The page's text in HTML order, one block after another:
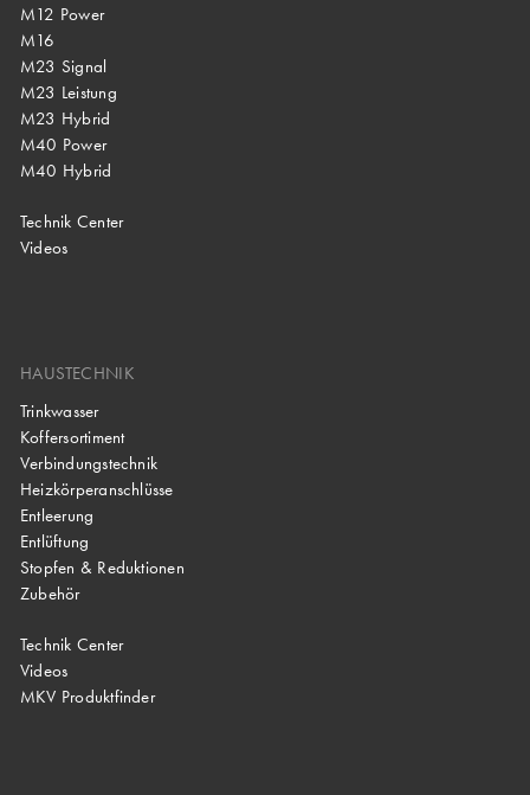
M12 Power
M16
M23 Signal
M23 Leistung
M23 Hybrid
M40 Power
M40 Hybrid
Technik Center
Videos
HAUSTECHNIK
Trinkwasser
Koffersortiment
Verbindungstechnik
Heizkörperanschlüsse
Entleerung
Entlüftung
Stopfen & Reduktionen
Zubehör
Technik Center
Videos
MKV Produktfinder